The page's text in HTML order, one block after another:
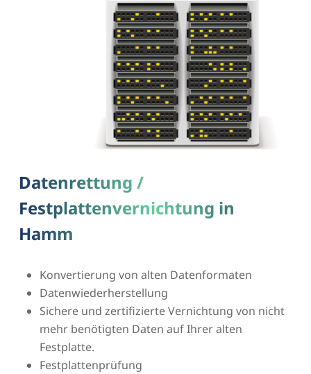
Datenrettung /
Festplattenvernichtung in
Hamm
Konvertierung von alten Datenformaten
Datenwiederherstellung
Sichere und zertifizierte Vernichtung von nicht
mehr benötigten Daten auf Ihrer alten
Festplatte.
Festplattenprüfung